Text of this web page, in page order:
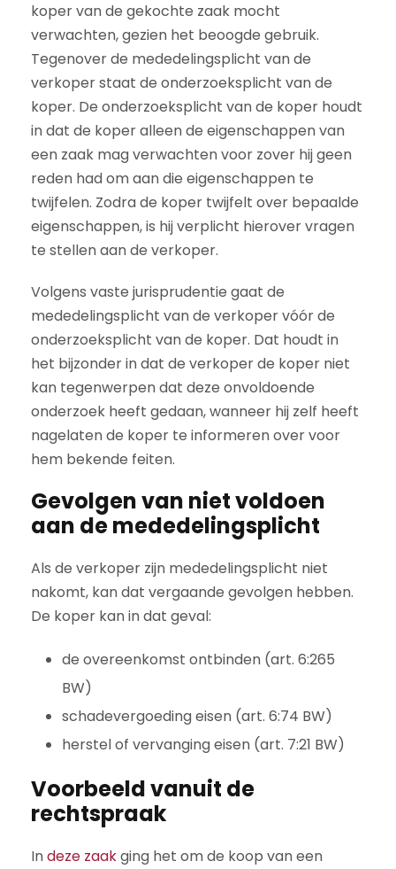
koper van de gekochte zaak mocht
verwachten, gezien het beoogde gebruik.
Tegenover de mededelingsplicht van de
verkoper staat de onderzoeksplicht van de
koper. De onderzoeksplicht van de koper houdt
in dat de koper alleen de eigenschappen van
een zaak mag verwachten voor zover hij geen
reden had om aan die eigenschappen te
twijfelen. Zodra de koper twijfelt over bepaalde
eigenschappen, is hij verplicht hierover vragen
te stellen aan de verkoper.
Volgens vaste jurisprudentie gaat de
mededelingsplicht van de verkoper vóór de
onderzoeksplicht van de koper. Dat houdt in
het bijzonder in dat de verkoper de koper niet
kan tegenwerpen dat deze onvoldoende
onderzoek heeft gedaan, wanneer hij zelf heeft
nagelaten de koper te informeren over voor
hem bekende feiten.
Gevolgen van niet voldoen
aan de mededelingsplicht
Als de verkoper zijn mededelingsplicht niet
nakomt, kan dat vergaande gevolgen hebben.
De koper kan in dat geval:
de overeenkomst ontbinden (art. 6:265
BW)
schadevergoeding eisen (art. 6:74 BW)
herstel of vervanging eisen (art. 7:21 BW)
Voorbeeld vanuit de
rechtspraak
Indeze zaakging het om de koop van een